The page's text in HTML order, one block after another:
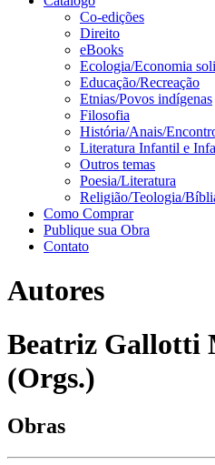
Co-edições
Direito
eBooks
Ecologia/Economia
Educação/Recreação
Etnias/Povos indígenas
Filosofia
História/Anais/
Literatura Infantil e
Outros temas
Poesia/Literatura
Religião/Teologia/
Como Comprar
Publique sua Obra
Contato
Autores
Beatriz Gallotti
(Orgs.)
Obras